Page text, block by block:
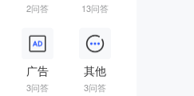
2问答 13问答
广告
3问答
其他
3问答